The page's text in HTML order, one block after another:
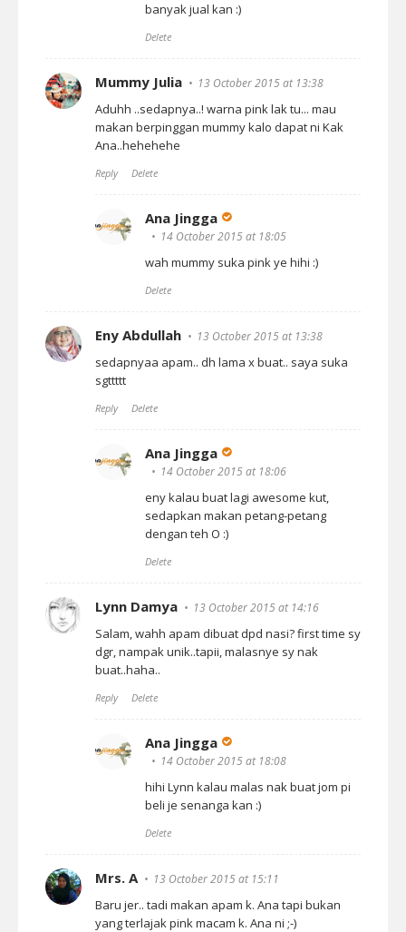
banyak jual kan :)
Delete
Mummy Julia 13 October 2015 at 13:38
Aduhh ..sedapnya..! warna pink lak tu... mau
makan berpinggan mummy kalo dapat ni Kak
Ana..hehehehe
Reply Delete
Ana Jingga
14 October 2015 at 18:05
wah mummy suka pink ye hihi :)
Delete
Eny Abdullah 13 October 2015 at 13:38
sedapnyaa apam.. dh lama x buat.. saya suka
sgttttt
Reply Delete
Ana Jingga
14 October 2015 at 18:06
eny kalau buat lagi awesome kut,
sedapkan makan petang-petang
dengan teh O :)
Delete
Lynn Damya 13 October 2015 at 14:16
Salam, wahh apam dibuat dpd nasi? first time sy
dgr, nampak unik..tapii, malasnye sy nak
buat..haha..
Reply Delete
Ana Jingga
14 October 2015 at 18:08
hihi Lynn kalau malas nak buat jom pi
beli je senanga kan :)
Delete
Mrs. A 13 October 2015 at 15:11
Baru jer.. tadi makan apam k. Ana tapi bukan
yang terlajak pink macam k. Ana ni ;-)